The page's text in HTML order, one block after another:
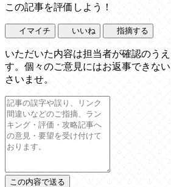
この記事を評価しよう！
イマイチ いいね 指摘する
いただいた内容は担当者が確認のう
す。個々のご意見にはお返事できな
さいませ。